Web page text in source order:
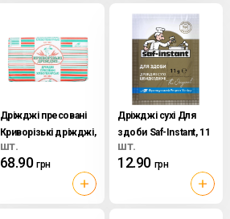
Дріжджі пресовані
Криворізькі дріжджі,
1 кг
шт.
68.90 грн
Дріжджі сухі Для
здоби Saf-Instant, 11
гшт.
12.90 грн